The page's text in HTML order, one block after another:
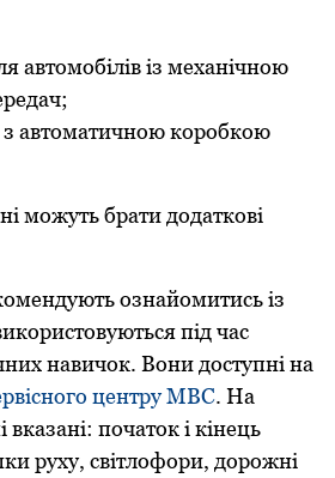
автомобілів із механічною
автоматичною коробкою
можуть брати додаткові
ознайомитись із
під час
навичок. Вони доступні на
центру МВС. На
вказані: початок і кінець
руху, світлофори, дорожні